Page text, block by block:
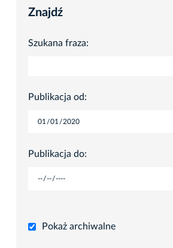
Znajdź
Szukana fraza:
Publikacja od:
Publikacja do:
Pokaż archiwalne